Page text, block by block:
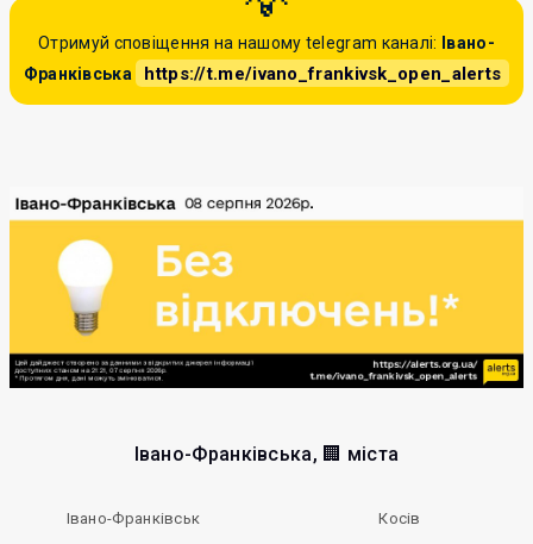
Отримуй сповіщення на нашому telegram каналі:
Івано-
Франківська
https://t.me/ivano_frankivsk_open_alerts
Івано-Франківська, 🏢 міста
Івано-Франківськ
Косів